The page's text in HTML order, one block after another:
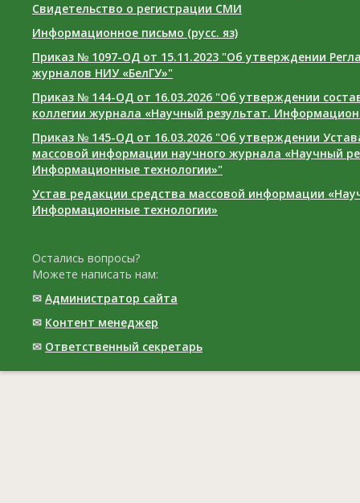
Свидетельство о регистрации СМИ
Информационное письмо (русс. яз)
Приказ № 1097-ОД от 15.11.2023 "Об утверждении
журналов НИУ «БелГУ»"
Приказ № 144-ОД от 16.03.2026 "Об утверждении
коллегии журнала «Научный результат.
Приказ № 145-ОД от 16.03.2026 "Об утверждении
массовой информации научного журнала «Научный
Информационные технологии»"
Устав редакции средства массовой информации
Информационные технологии»
Остались вопросы?
Можете написать нам:
✉ Администратор сайта
✉ Контент менеджер
✉ Ответственный cекретарь